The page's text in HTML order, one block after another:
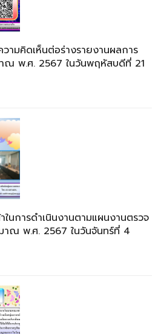
ามคิดเห็นต่อร่างรายงานผลการ
าณ พ.ศ. 2567 ในวันพฤหัสบดีที่ 21
นการดำเนินงานตามแผนงานตรวจ
าณ พ.ศ. 2567 ในวันจันทร์ที่ 4